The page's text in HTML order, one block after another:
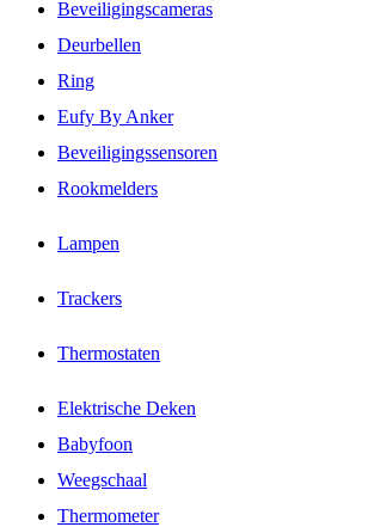
Beveiligingscameras
Deurbellen
Ring
Eufy By Anker
Beveiligingssensoren
Rookmelders
Lampen
Trackers
Thermostaten
Elektrische Deken
Babyfoon
Weegschaal
Thermometer